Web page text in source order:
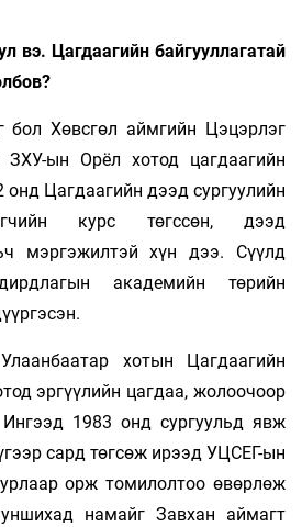
вэ. Цагдаагийн байгууллагатай
бол Хөвсгөл аймгийн Цэцэрлэг
ын Орёл хотод цагдаагийн
онд Цагдаагийн дээд сургуулийн
курс төгссөн, дээд
мэргэжилтэй хүн дээ. Сүүлд
академийн төрийн
хотын Цагдаагийн
эргүүлийн цагдаа, жолоочоор
1983 онд сургуульд явж
сард төгсөж ирээд УЦСЕГ-ын
орж томилолтоо өвөрлөж
намайг Завхан аймагт